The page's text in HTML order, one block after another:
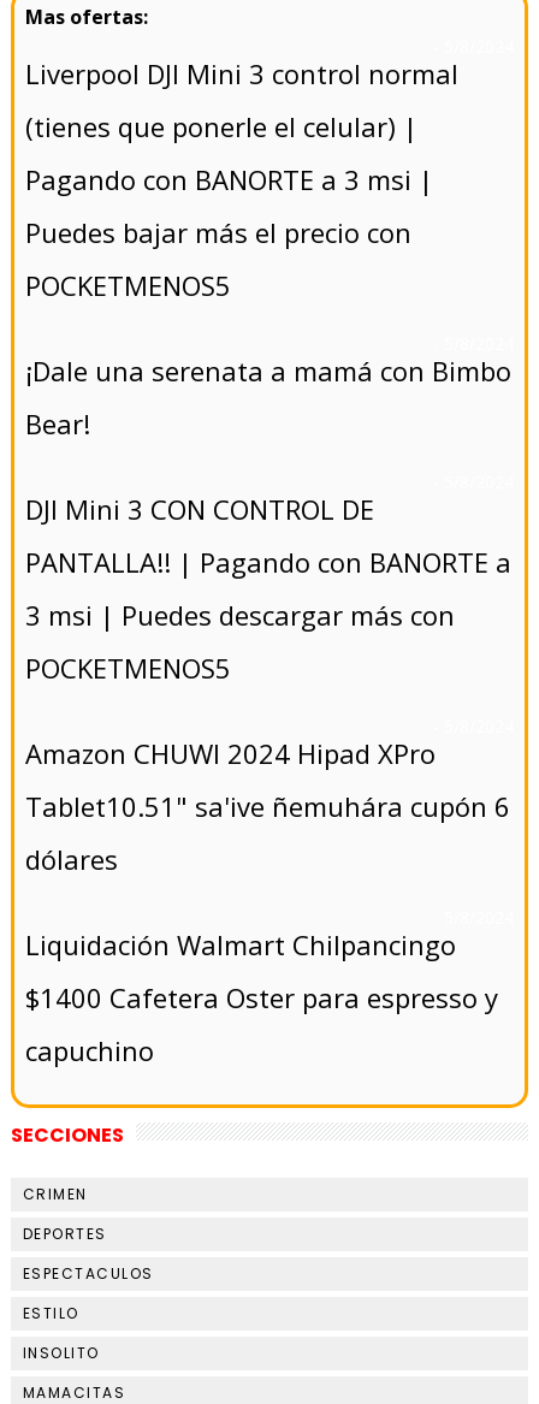
Liverpool DJI Mini 3 control normal
(tienes que ponerle el celular) |
Pagando con BANORTE a 3 msi |
Puedes bajar más el precio con
POCKETMENOS5
¡Dale una serenata a mamá con Bimbo
Bear!
DJI Mini 3 CON CONTROL DE
PANTALLA!! | Pagando con BANORTE a
3 msi | Puedes descargar más con
POCKETMENOS5
Amazon CHUWI 2024 Hipad XPro
Tablet10.51" sa'ive ñemuhára cupón 6
dólares
Liquidación Walmart Chilpancingo
$1400 Cafetera Oster para espresso y
capuchino
SECCIONES
CRIMEN
DEPORTES
ESPECTACULOS
ESTILO
INSOLITO
MAMACITAS